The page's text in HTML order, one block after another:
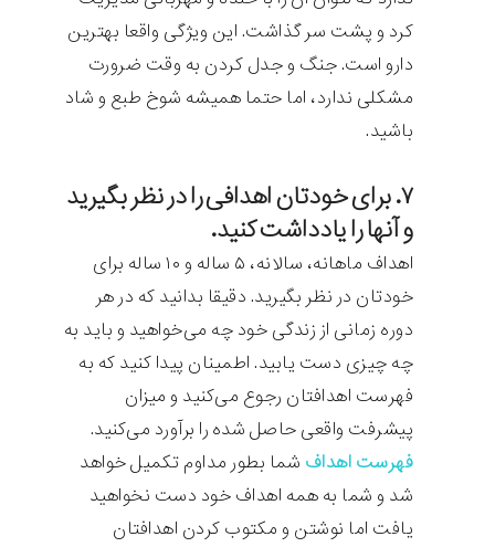
کرد و پشت سر گذاشت. این ویژگی واقعا بهترین
دارو است. جنگ و جدل کردن به وقت ضرورت
مشکلی ندارد، اما حتما همیشه شوخ طبع و شاد
باشید.
۷. برای خودتان اهدافی را در نظر بگیرید
و آنها را یادداشت کنید.
اهداف ماهانه، سالانه، ۵ ساله و ۱۰ ساله برای
خودتان در نظر بگیرید. دقیقا بدانید که در هر
دوره زمانی از زندگی خود چه می‌خواهید و باید به
چه چیزی دست یابید. اطمینان پیدا کنید که به
فهرست اهدافتان رجوع می‌کنید و میزان
پیشرفت واقعی حاصل شده را برآورد می‌کنید.
فهرست اهداف شما بطور مداوم تکمیل خواهد
شد و شما به همه اهداف خود دست نخواهید
یافت اما نوشتن و مکتوب کردن اهدافتان